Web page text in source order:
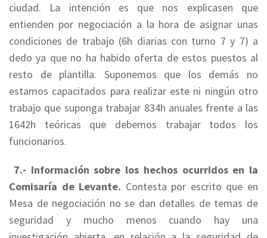
ciudad. La intención es que nos explicasen que
entienden por negociación a la hora de asignar unas
condiciones de trabajo (6h diarias con turno 7 y 7) a
dedo ya que no ha habido oferta de estos puestos al
resto de plantilla. Suponemos que los demás no
estamos capacitados para realizar este ni ningún otro
trabajo que suponga trabajar 834h anuales frente a las
1642h teóricas que debemos trabajar todos los
funcionarios.
7.- Información sobre los hechos ocurridos en la
Comisaría de Levante. Contesta por escrito que en
Mesa de negociación no se dan detalles de temas de
seguridad y mucho menos cuando hay una